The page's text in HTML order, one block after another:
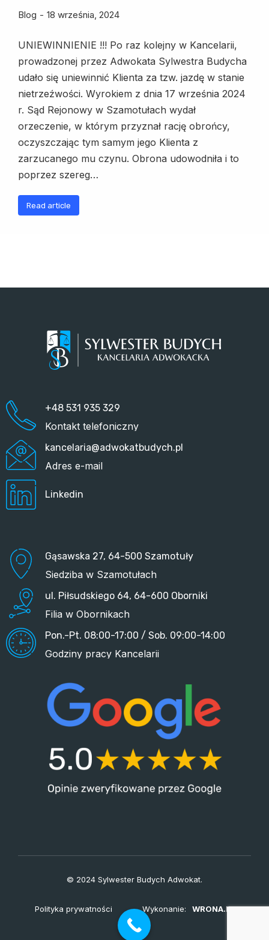
Blog 18 września, 2024
UNIEWINNIENIE !!! Po raz kolejny w Kancelarii,
prowadzonej przez Adwokata Sylwestra Budycha
udało się uniewinnić Klienta za tzw. jazdę w stanie
nietrzeźwości. Wyrokiem z dnia 17 września 2024
r. Sąd Rejonowy w Szamotułach wydał
orzeczenie, w którym przyznał rację obrońcy,
oczyszczając tym samym jego Klienta z
zarzucanego mu czynu. Obrona udowodniła i to
poprzez szereg…
Read article
+48 531 935 329
Kontakt telefoniczny
kancelaria@adwokatbudych.pl
Adres e-mail
Linkedin
Gąsawska 27, 64-500 Szamotuły
Siedziba w Szamotułach
ul. Piłsudskiego 64, 64-600 Oborniki
Filia w Obornikach
Pon.-Pt. 08:00-17:00 / Sob. 09:00-14:00
Godziny pracy Kancelarii
© 2024 Sylwester Budych Adwokat.
Polityka prywatności Wykonanie: WRONA.IT